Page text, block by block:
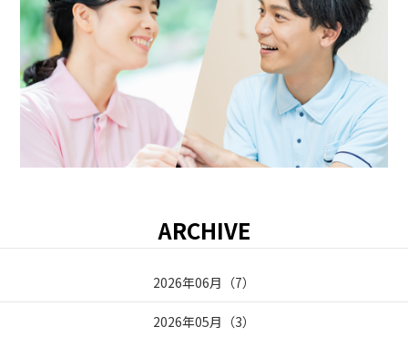
ARCHIVE
2026年06月 （7）
2026年05月 （3）